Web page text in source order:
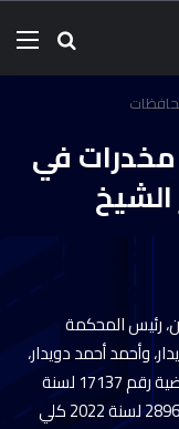
مخدرات في
رئيس المحكمة
وأحمد أحمد دويدار،
وسكرتارية أحمد الميداني، وذلك في أحداث القضية رقم 17137 لسنة
2022 جنح مركز شرطة دسوق، والمقيدة برقم 2896 لسنة 2022 كلي